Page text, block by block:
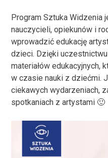
Program Sztuka Widzenia
nauczycieli, opiekunów i
wprowadzić edukację
dzieci. Dzięki
materiałów edukacyjnych,
w czasie nauki z dziećmi.
ciekawych wydarzeniach,
spotkaniach z artystami 🙂